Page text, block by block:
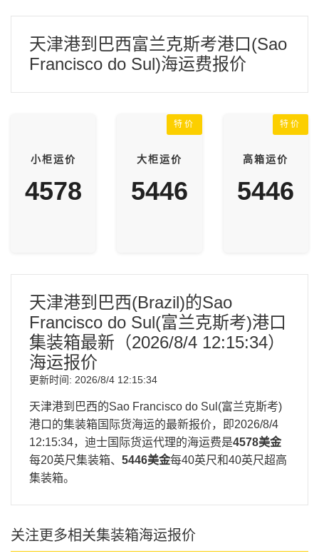
天津港到巴西富兰克斯考港口(Sao
Francisco do Sul)海运费报价
小柜运价
4578
特价
大柜运价
5446
特价
高箱运价
5446
天津港到巴西(Brazil)的Sao
Francisco do Sul(富兰克斯考)港口
集装箱最新（2026/8/4 12:15:34）
海运报价
更新时间: 2026/8/4 12:15:34
天津港到巴西的Sao Francisco do Sul(富兰克斯考)
港口的集装箱国际货海运的最新报价，即2026/8/4
12:15:34，迪士国际货运代理的海运费是4578美金
每20英尺集装箱、 5446美金每40英尺和40英尺超高
集装箱。
关注更多相关集装箱海运报价